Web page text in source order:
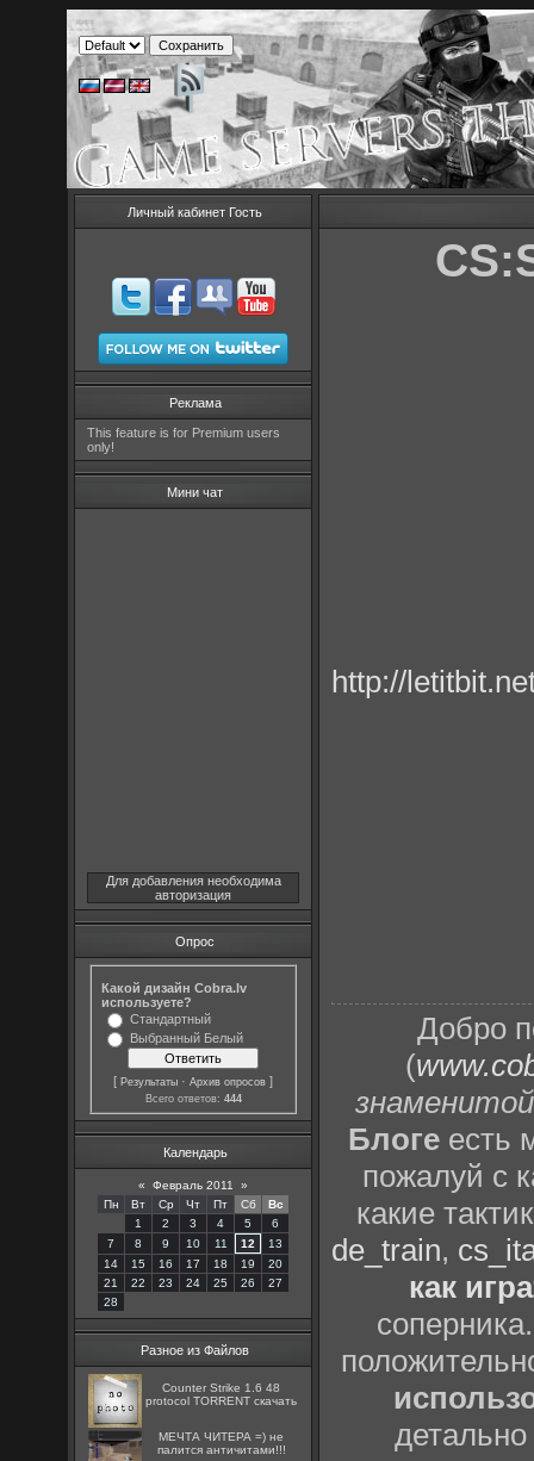
Личный кабинет Гость
Реклама
This feature is for Premium users
only!
Мини чат
Для добавления необходима
авторизация
Опрос
Какой дизайн Cobra.lv
используете?
Стандартный
Выбранный Белый
[Результаты ·Архив опросов ]
Всего ответов: 444
Календарь
« Февраль 2011
»
Пн
Вт Ср Чт Пт Сб
Вс
1
2 3 4 5
6
7
8 9 10 11 12
13
14
15 16 17 18 19
20
21
22 23 24 25 26
27
28
Разное из Файлов
Counter Strike 1.6 48
protocol TORRENT скачать
МЕЧТА ЧИТЕРА =) не
палится античитами!!!
http://
Добро
(
знаменитой
Блоге есть
пожалуй с
какие
de_train,
как